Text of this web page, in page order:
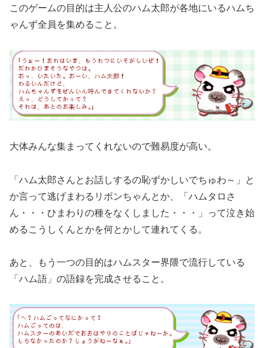
このゲームの目的は主人公のハム太郎が各地にいるハムち
ゃんず全員を集めること。
大体みんな集まってくれないので難易度が高い。
「ハム太郎さんとお話しするの恥ずかしいでちゅわ～」と
か言って逃げまわるリボンちゃんとか、「ハムタロさ
ん・・・ひまわりの種をなくしました・・・」って泣き始
めるこうしくんとかを何とかして連れてくる。
あと、もう一つの目的はハムスター界隈で流行している
「ハム語」の語録を完成させること。